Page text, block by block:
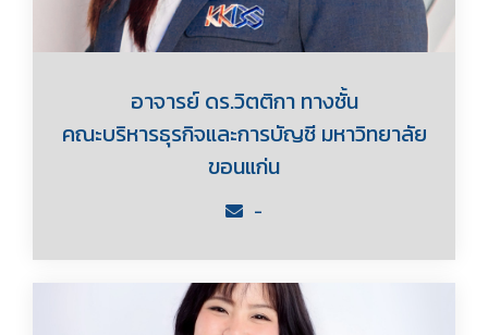
อาจารย์ ดร.วิตติกา ทางชั้น
คณะบริหารธุรกิจและการบัญชี มหาวิทยาลัย
ขอนแก่น
-